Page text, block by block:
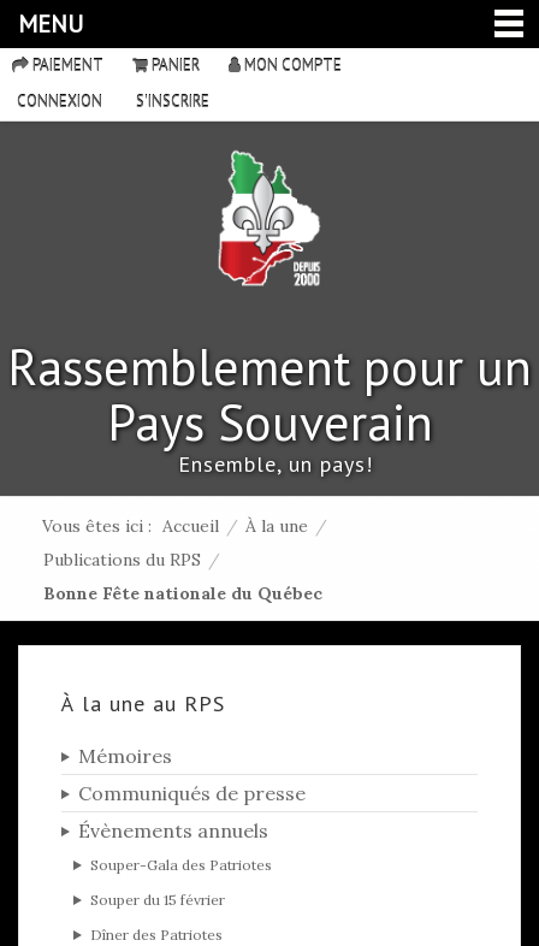
MENU
PAIEMENT PANIER
MON COMPTE
CONNEXION
S'INSCRIRE
Rassemblement pour un
Pays Souverain
Ensemble, un pays!
Vous êtes ici : Accueil / À la une /
Publications du RPS /
Bonne Fête nationale du Québec
À la une au RPS
Mémoires
Communiqués de presse
Évènements annuels
Souper-Gala des Patriotes
Souper du 15 février
Dîner des Patriotes